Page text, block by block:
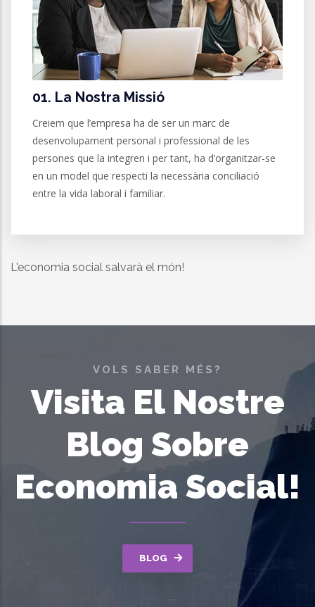
01. La Nostra Missió
Creiem que l’empresa ha de ser un marc de
desenvolupament personal i professional de les
persones que la integren i per tant, ha d’organitzar-se
en un model que respecti la necessària conciliació
entre la vida laboral i familiar.
L'economia social salvarà el món!
VOLS SABER MÉS?
Visita El Nostre
Blog Sobre
Economia Social!
BLOG